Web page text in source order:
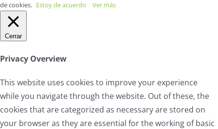
de cookies. Estoy de acuerdo Ver más
Cerrar
Privacy Overview
This website uses cookies to improve your experience
while you navigate through the website. Out of these, the
cookies that are categorized as necessary are stored on
your browser as they are essential for the working of basic